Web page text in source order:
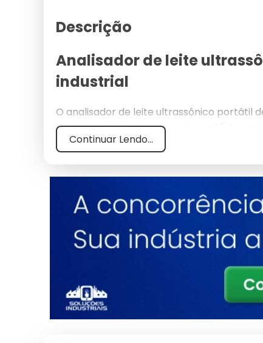
Descrição
Analisador de leite
industrial
O analisador de leite ultrassônico portátil
interface LIMS Ethernet e chassi IP54
A plataforma ultrassônica opera com
gordura (0-12%), SNF (6-12%), proteína
amostra. A tecnologia dispensa
88%.
O equipamento atende a IN 76/2018 e IN
laboratórios acreditados pela RBC. O
do laboratório acima de 92% e reduzindo
ultrapassa 15.000 horas em regime
A calibração multiponto é rastreável a
precisão de 0.06% em gordura e 0.10%
Continuar Lendo...